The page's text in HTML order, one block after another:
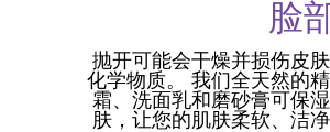
脸
抛开可能会干燥并损伤皮
化学物质。 我们全天然的
霜、洗面乳和磨砂膏可保
肤，让您的肌肤柔软、洁净